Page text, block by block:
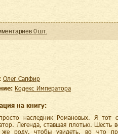
0шт.
Олег Сапфир
Кодекс Императора
на книгу:
наследник Романовых. Я тот
Легенда, ставшая плотью. Шесть
же роду, чтобы увидеть, во что